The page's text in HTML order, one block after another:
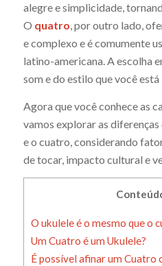
alegre e simplicidade,
O quatro, por outro lado,
e complexo e é comumente
latino-americana. A escolha
som e do estilo que você
Agora que você conhece as
vamos explorar as
e o cuatro, considerando
de tocar, impacto cultural e
O ukulele é o mesmo que o
Um Cuatro é um Ukulele?
É possível afinar um Cuatro